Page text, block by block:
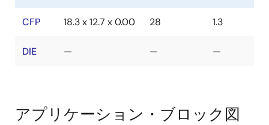
CFP 18.3 x 12.7 x 0.00 28 1.3
DIE — — —
アプリケーション・ブロック図